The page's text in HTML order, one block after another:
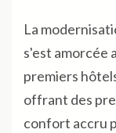
La
s'est amorcée
premiers
offrant des
confort accru